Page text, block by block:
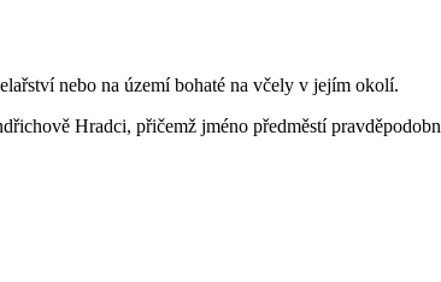
nebo na území bohaté na včely v jejím okolí.
Hradci, přičemž jméno předměstí